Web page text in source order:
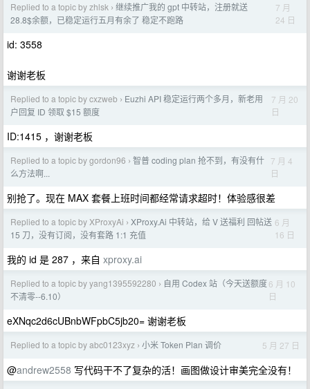
Replied to a topic by zhlsk › 继续推广我的 gpt 中转站，注册就送
28.8$余额，已稳定运行五月有余了 稳定不跑路
7 月
24 日
id: 3558
谢谢老板
Replied to a topic by cxzweb › Euzhi API 稳定运行两个多月，新老用
户回复 ID 领取 $15 额度
7 月 20
日
ID:1415 ，谢谢老板
Replied to a topic by gordon96 › 智普 coding plan 抢不到，有没有什
么方法啊...
7 月 4
日
别抢了。现在 MAX 套餐上班时间都经常请求超时！体验感很差
Replied to a topic by XProxyAi › XProxy.Ai 中转站，给 V 送福利 回帖送
15 刀，没有订阅，没有套路 1:1 充值
6 月
16 日
我的 id 是 287 ，来自 xproxy.ai
Replied to a topic by yang1395592280 › 自用 Codex 站（今天送额度
不清零--6.10）
6 月 10
日
eXNqc2d6cUBnbWFpbC5jb20= 谢谢老板
Replied to a topic by abc0123xyz › 小米 Token Plan 调价 5 月 27 日
@andrew2558 写代码干不了复杂的活！画图做设计审美完全没有！